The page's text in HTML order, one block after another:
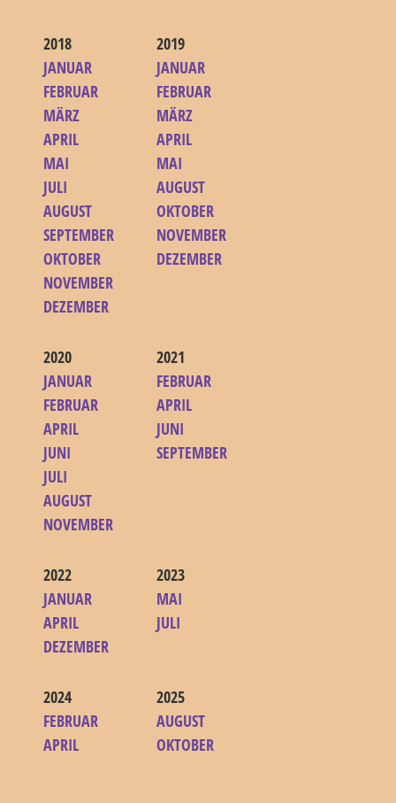
2018
JANUAR
FEBRUAR
MÄRZ
APRIL
MAI
JULI
AUGUST
SEPTEMBER
OKTOBER
NOVEMBER
DEZEMBER
2019
JANUAR
FEBRUAR
MÄRZ
APRIL
MAI
AUGUST
OKTOBER
NOVEMBER
DEZEMBER
2020
JANUAR
FEBRUAR
APRIL
JUNI
JULI
AUGUST
NOVEMBER
2021
FEBRUAR
APRIL
JUNI
SEPTEMBER
2022
JANUAR
APRIL
DEZEMBER
2023
MAI
JULI
2024
FEBRUAR
APRIL
2025
AUGUST
OKTOBER